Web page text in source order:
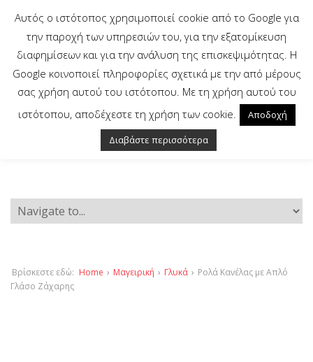
Βρίσκεστε εδώ: Home › Μαγειρική › Γλυκά › Ρολά Κανέλας με Απλό
Γλάσο Ζάχαρης
Αυτός ο ιστότοπος χρησιμοποιεί cookie από το Google για
την παροχή των υπηρεσιών του, για την εξατομίκευση
διαφημίσεων και για την ανάλυση της επισκεψιμότητας. Η
Google κοινοποιεί πληροφορίες σχετικά με την από μέρους
σας χρήση αυτού του ιστότοπου. Με τη χρήση αυτού του
ιστότοπου, αποδέχεστε τη χρήση των cookie.
Αποδοχή
Διαβάστε περισσότερα